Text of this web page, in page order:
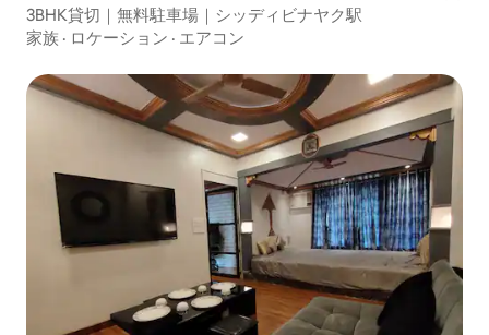
3BHK貸切｜無料駐車場｜シッディビナヤク駅
家族 · ロケーション · エアコン